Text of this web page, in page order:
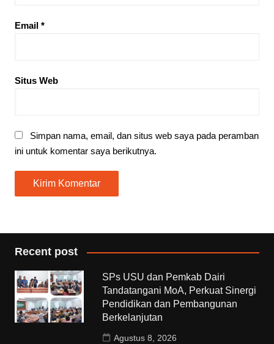
Email *
Situs Web
Simpan nama, email, dan situs web saya pada peramban
ini untuk komentar saya berikutnya.
Recent post
SPs USU dan Pemkab Dairi
Tandatangani MoA, Perkuat Sinergi
Pendidikan dan Pembangunan
Berkelanjutan
Agustus 8, 2026